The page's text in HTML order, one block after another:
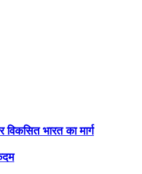
विकसित भारत का मार्ग